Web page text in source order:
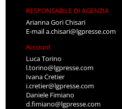
RESPONSABILE DI AGENZIA
Arianna Gori Chisari
E-maila.chisari@lgpresse.com
Account
Luca Torino
l.torino@lgpresse.com
Ivana Cretier
i.cretier@lgpresse.com
Daniele Fimiano
d.fimiano@lgpresse.com